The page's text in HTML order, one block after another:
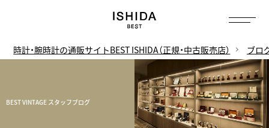
時計・腕時計の通販サイトBEST ISHIDA（正規・中古販売店） ブロ
BEST VINTAGE スタッフブログ